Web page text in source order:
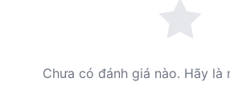
Chưa có đánh giá nào. Hãy là